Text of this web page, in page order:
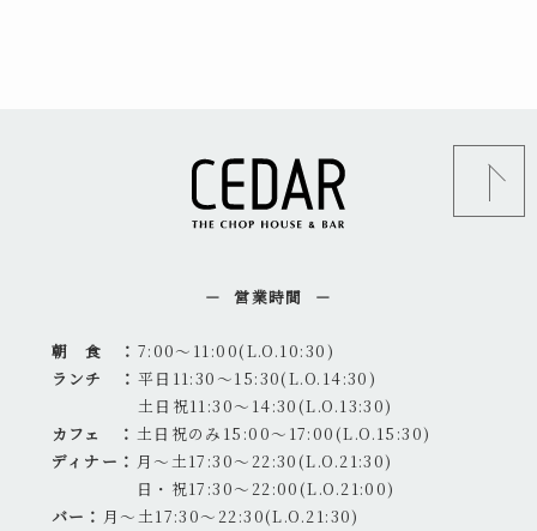
営業時間
朝 食 ： 7:00～11:00(L.O.10:30)
ランチ ： 平日11:30～15:30(L.O.14:30)
土日祝11:30～14:30(L.O.13:30)
カフェ ： 土日祝のみ15:00～17:00(L.O.15:30)
ディナー： 月～土17:30～22:30(L.O.21:30)
日・祝17:30～22:00(L.O.21:00)
バー： 月～土17:30～22:30(L.O.21:30)